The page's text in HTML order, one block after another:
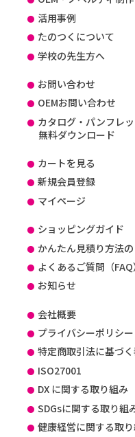
活用事例
たのつくについて
学校の先生方へ
お問い合わせ
OEMお問い合わせ
カタログ・パンフレ
無料ダウンロード
カートを見る
新規会員登録
マイページ
ショッピングガイド
かんたん見積り方法
よくあるご質問（FAQ
お知らせ
会社概要
プライバシーポリシー
特定商取引法に基づ
ISO27001
DX に関する取り組み
SDGsに関する取り組
健康経営に関する取